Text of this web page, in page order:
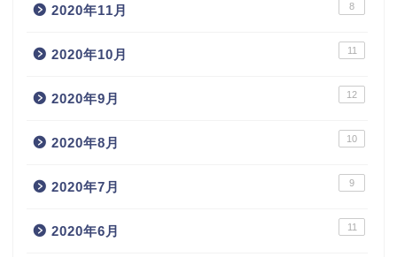
2020年11月 8
2020年10月 11
2020年9月 12
2020年8月 10
2020年7月 9
2020年6月 11